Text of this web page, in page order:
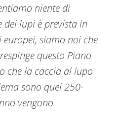
niente di
lupi è prevista in
europei, siamo noi che
questo Piano
che la caccia al lupo
sono quei 250-
vengono